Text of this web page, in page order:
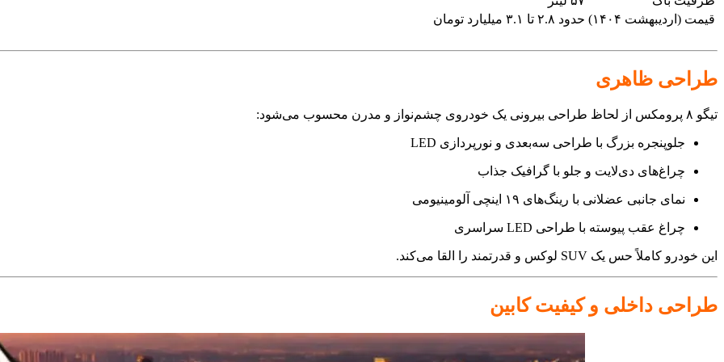
قیمت (اردیبهشت ۱۴۰۴)
حدود ۲.۸ تا ۳.۱ میلیارد تومان
طراحی ظاهری
تیگو ۸ پرومکس از لحاظ طراحی بیرونی یک خودروی چشم‌نواز و مدرن محسوب می‌شود:
جلوپنجره بزرگ با طراحی سه‌بعدی و نورپردازی LED
چراغ‌های دی‌لایت و جلو با گرافیک جذاب
نمای جانبی عضلانی با رینگ‌های ۱۹ اینچی آلومینیومی
چراغ عقب پیوسته با طراحی LED سراسری
این خودرو کاملاً حس یک SUV لوکس و قدرتمند را القا می‌کند.
طراحی داخلی و کیفیت کابین